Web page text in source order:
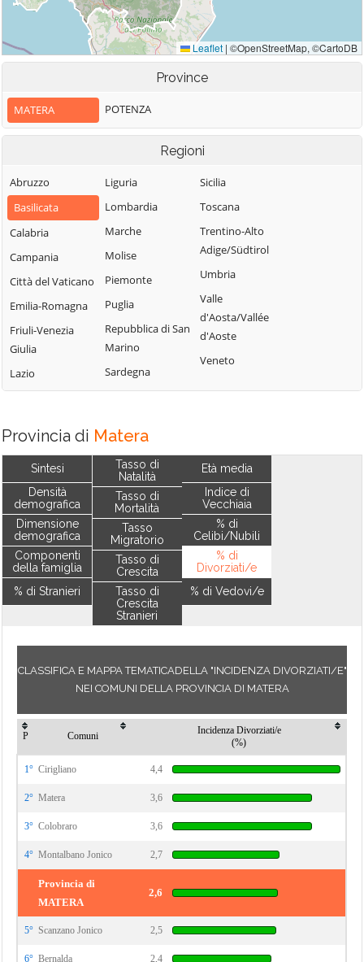
Province
MATERA POTENZA
Regioni
Abruzzo
Basilicata
Calabria
Campania
Città del Vaticano
Emilia-Romagna
Friuli-Venezia
Giulia
Lazio
Liguria
Lombardia
Marche
Molise
Piemonte
Puglia
Repubblica di San
Marino
Sardegna
Sicilia
Toscana
Trentino-Alto
Adige/Südtirol
Umbria
Valle
d'Aosta/Vallée
d'Aoste
Veneto
Provincia di Matera
Sintesi
Densità
demografica
Dimensione
demografica
Componenti
della famiglia
% di Stranieri
Tasso di
Natalità
Tasso di
Mortalità
Tasso
Migratorio
Tasso di
Crescita
Tasso di
Crescita
Stranieri
Età media
Indice di
Vecchiaia
% di
Celibi/Nubili
% di
Divorziati/e
% di Vedovi/e
CLASSIFICA E MAPPA TEMATICADELLA "INCIDENZA DIVORZIATI/E"
NEI COMUNI DELLA PROVINCIA DI MATERA
P Comuni
Incidenza Divorziati/e
(%)
1° Cirigliano 4,4
2° Matera 3,6
3° Colobraro 3,6
4° Montalbano Jonico 2,7
Provincia di
MATERA
2,6
5° Scanzano Jonico 2,5
6° Bernalda 2,4